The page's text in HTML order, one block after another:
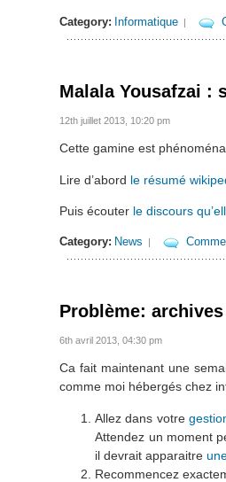
Category: Informatique
Malala Yousafzai :
12th juillet 2013, 10:20 pm
Cette gamine est
Lire d’abord le résumé
Puis écouter le discours
Category: News
Problème:
6th avril 2013, 04:30 pm
Ca fait maintenant une
comme moi hébergés chez
Allez dans votre
Attendez un moment
il devrait apparaitre
Recommencez